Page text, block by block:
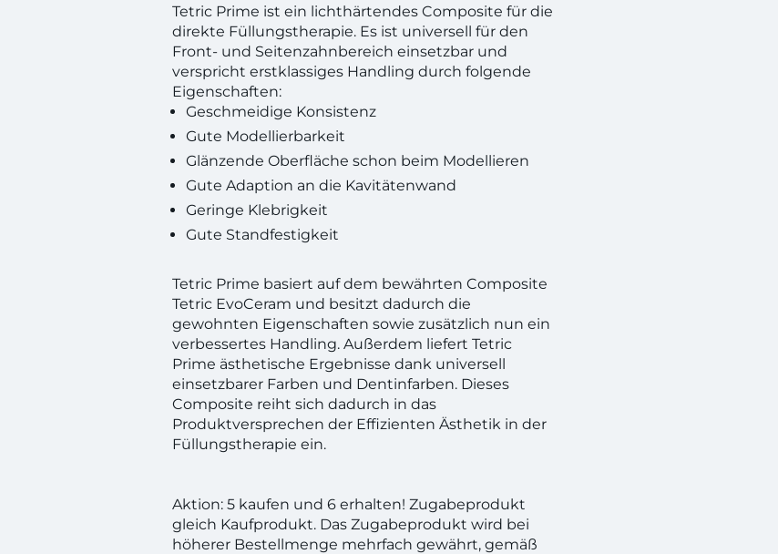
Tetric Prime ist ein lichthärtendes Composite für die
direkte Füllungstherapie. Es ist universell für den
Front- und Seitenzahnbereich einsetzbar und
verspricht erstklassiges Handling durch folgende
Eigenschaften:
Geschmeidige Konsistenz
Gute Modellierbarkeit
Glänzende Oberfläche schon beim Modellieren
Gute Adaption an die Kavitätenwand
Geringe Klebrigkeit
Gute Standfestigkeit
Tetric Prime basiert auf dem bewährten Composite
Tetric EvoCeram und besitzt dadurch die
gewohnten Eigenschaften sowie zusätzlich nun ein
verbessertes Handling. Außerdem liefert Tetric
Prime ästhetische Ergebnisse dank universell
einsetzbarer Farben und Dentinfarben. Dieses
Composite reiht sich dadurch in das
Produktversprechen der Effizienten Ästhetik in der
Füllungstherapie ein.
Aktion: 5 kaufen und 6 erhalten! Zugabeprodukt
gleich Kaufprodukt. Das Zugabeprodukt wird bei
höherer Bestellmenge mehrfach gewährt, gemäß